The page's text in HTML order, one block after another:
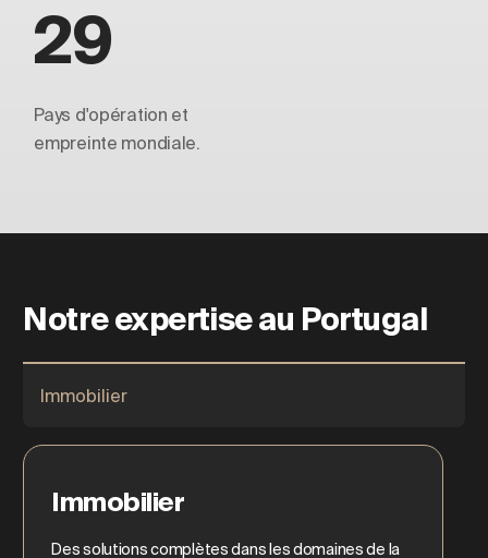
29
Pays d'opération et
empreinte mondiale.
Notre expertise au Portugal
Immobilier
Immobilier
Des solutions complètes dans les domaines de la